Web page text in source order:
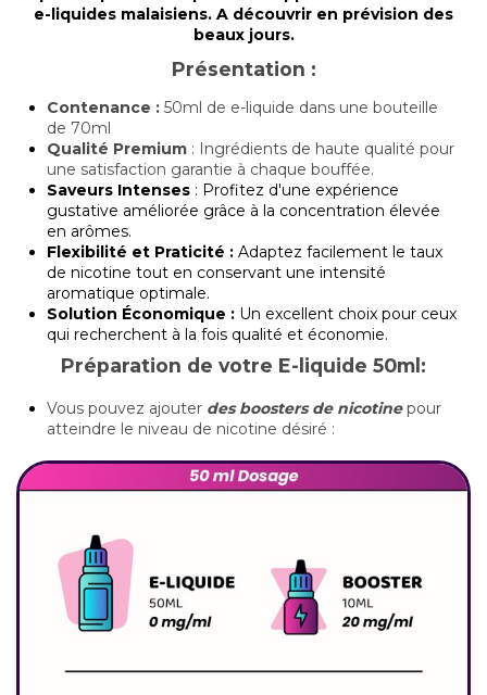
e-liquides malaisiens. A découvrir en prévision des
beaux jours.
Présentation :
Contenance : 50ml de e-liquide dans une bouteille
de 70ml
Qualité Premium : Ingrédients de haute qualité pour
une satisfaction garantie à chaque bouffée.
Saveurs Intenses : Profitez d'une expérience
gustative améliorée grâce à la concentration élevée
en arômes.
Flexibilité et Praticité : Adaptez facilement le taux
de nicotine tout en conservant une intensité
aromatique optimale.
Solution Économique : Un excellent choix pour ceux
qui recherchent à la fois qualité et économie.
Préparation de votre E-liquide 50ml:
Vous pouvez ajouter des boosters de nicotinepour
atteindre le niveau de nicotine désiré :